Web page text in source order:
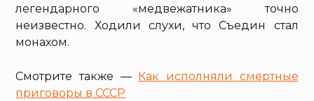
легендарного «медвежатника» точно
неизвестно. Ходили слухи, что Съедин стал
монахом.
Смотрите также — Как исполняли смертные
приговоры в СССР